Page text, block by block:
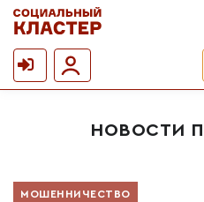
НОВОСТИ
МОШЕННИЧЕСТВО